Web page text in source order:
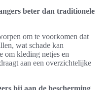
beter dan traditionele
om te voorkomen dat
wat schade kan
om kleding netjes en
aan een overzichtelijke
bij aan de bescherming